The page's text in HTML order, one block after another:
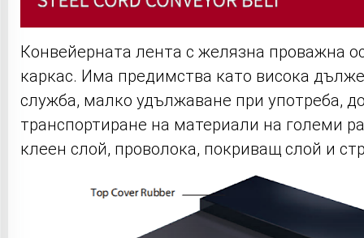
Конвейерната лента с желязна проважна
каркас. Има предимства като висока
служба, малко удължаване при употреба,
транспортиране на материали на големи
клеен слой, проволока, покриващ слой и